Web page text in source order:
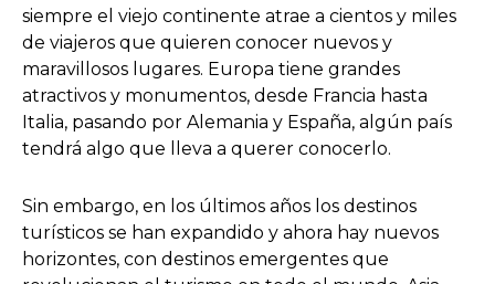
siempre el viejo continente atrae a cientos y miles
de viajeros que quieren conocer nuevos y
maravillosos lugares. Europa tiene grandes
atractivos y monumentos, desde Francia hasta
Italia, pasando por Alemania y España, algún país
tendrá algo que lleva a querer conocerlo.
Sin embargo, en los últimos años los destinos
turísticos se han expandido y ahora hay nuevos
horizontes, con destinos emergentes que